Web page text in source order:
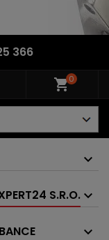
366
shopping_cart0
S.R.O.